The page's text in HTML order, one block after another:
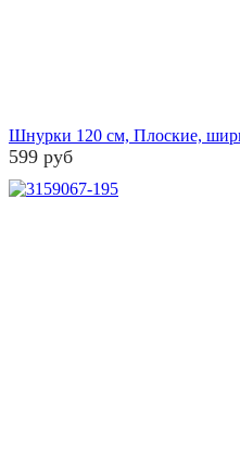
Шнурки 120 см, Плоские,
599 руб